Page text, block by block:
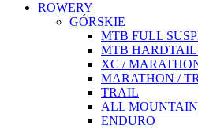
ROWERY
GÓRSKIE
MTB FULL
MTB
XC /
MARATHON /
TRAIL
ALL MOUNTAIN
ENDURO